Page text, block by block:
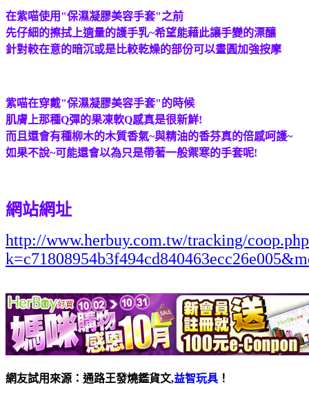
在紫喵使用"保濕凝膠美容手套"之前
先仔細的擦拭上適量的護手乳~希望能藉此讓手變的漂釀
針對較在意的暗沉或是比較乾燥的部份可以畫圓加強按摩
紫喵在穿戴"保濕凝膠美容手套"的時候
肌膚上那種Q彈的果凍軟Q感真是很新鮮!
而且還會有種柳木的木質香氣~與精油的香芬真的倍感呵護~
如果不說~可能還會以為只是帶著一般禦寒的手套呢!
網站網址
http://www.herbuy.com.tw/tracking/
網友試用來源：通路王發燒鑑貨文,益智玩具 ！